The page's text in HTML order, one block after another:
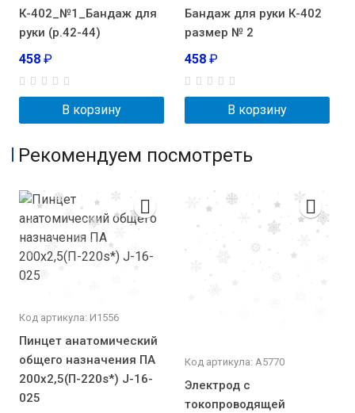
К-402_№1_Бандаж для
руки (р.42-44)
458 ₽
В корзину
Бандаж для руки К-402
размер № 2
458 ₽
В корзину
Рекомендуем посмотреть
Код артикула: И1556
Пинцет анатомический
общего назначения ПА
200х2,5(П-220s*) J-16-
025
Код артикула: А5770
Электрод с
токопроводящей